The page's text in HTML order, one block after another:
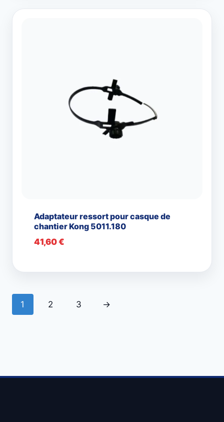
Adaptateur ressort pour casque de
chantier Kong 5011.180
41,60€
1 2 3 →